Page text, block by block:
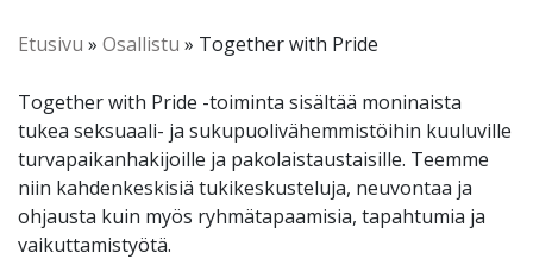
Etusivu » Osallistu » Together with Pride
Together with Pride -toiminta sisältää moninaista
tukea seksuaali- ja sukupuolivähemmistöihin kuuluville
turvapaikanhakijoille ja pakolaistaustaisille. Teemme
niin kahdenkeskisiä tukikeskusteluja, neuvontaa ja
ohjausta kuin myös ryhmätapaamisia, tapahtumia ja
vaikuttamistyötä.